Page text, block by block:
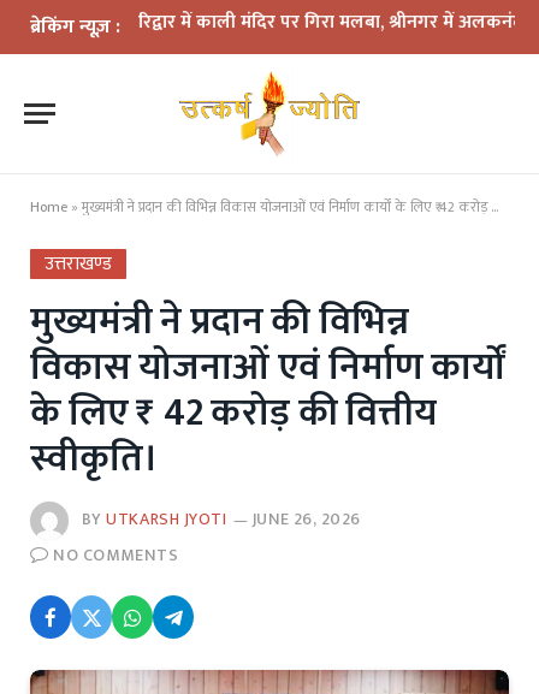
ब्रेकिंग न्यूज़ :
हरिद्वार में काली मंदिर पर गिरा मलबा, श्रीनगर में अलकनंदा का
Home »मुख्यमंत्री ने प्रदान की विभिन्न विकास योजनाओं एवं निर्माण कार्यों के लिए ₹ 42 करोड़ की वित्तीय स्वीकृति।
उत्तराखण्ड
मुख्यमंत्री ने प्रदान की विभिन्न
विकास योजनाओं एवं निर्माण कार्यों
के लिए ₹ 42 करोड़ की वित्तीय
स्वीकृति।
BYUTKARSH JYOTI
JUNE 26, 2026
NO COMMENTS